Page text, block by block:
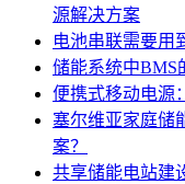
源解决方案
电池串联需要用
储能系统中BMS
便携式移动电源
塞尔维亚家庭储
案？
共享储能电站建